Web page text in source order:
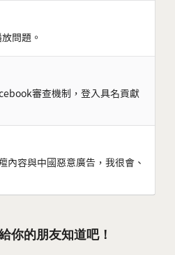
問題。
審查機制，登入具名貢獻
內容與中國惡意廣告，我很會、
你的朋友知道吧！